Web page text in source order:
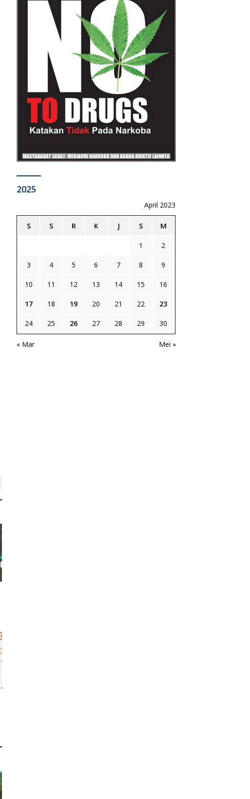
2025
April 2023
S S R K J S M
1 2
3 4 5 6 7 8 9
10 11 12 13 14 15 16
17 18 19 20 21 22 23
24 25 26 27 28 29 30
« Mar Mei »